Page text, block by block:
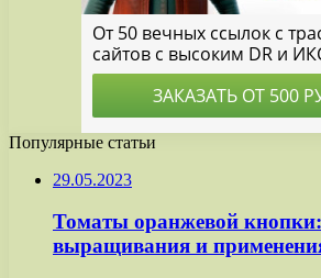
Популярные статьи
29.05.2023
Томаты оранжевой кнопки:
выращивания и